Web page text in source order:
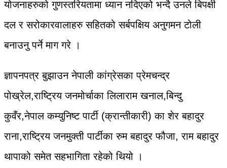
योजनाहरुको गुणस्तरियतामा ध्यान नदिएको भन्दै उनले बिपक्षी
दल र सरोकारवालाहरु सहितको सर्बपक्षिय अनुगमन टोली
बनाउनु पर्ने माग गरे ।
ज्ञापनपत्र बुझाउन नेपाली कांग्रेसका प्रेमचन्द्र
पोख्रेल,राष्ट्रिय जनमोर्चाका लिलाराम खनाल,बिन्दु
कुवँर,नेपाल कम्युनिष्ट पार्टी (क्रान्तीकारी) का शेर बहादुर
राना,राष्ट्रिय जनमुक्ती पार्टीका रुम बहादुर फौजा, राम बहादुर
थापाको समेत सहभागिता रहेको थियो ।